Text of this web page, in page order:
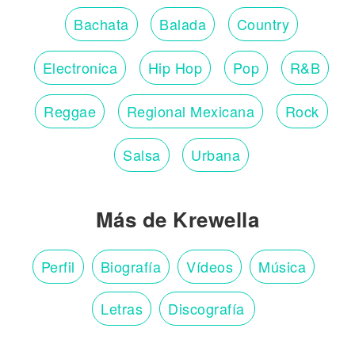
Bachata Balada Country
Electronica Hip Hop Pop R&B
Reggae Regional Mexicana Rock
Salsa Urbana
Más de Krewella
Perfil Biografía Vídeos Música
Letras Discografía